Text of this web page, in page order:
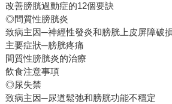
改善膀胱過動症的12個要訣
◎間質性膀胱炎
致病主因─神經性發炎和膀胱上皮屏障破
主要症狀─膀胱疼痛
間質性膀胱炎的治療
飲食注意事項
◎尿失禁
致病主因─尿道鬆弛和膀胱功能不穩定